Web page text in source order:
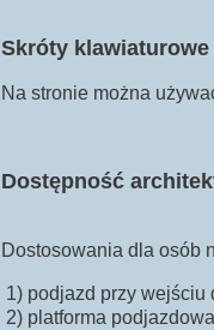
Skróty klawiaturowe
Na stronie można
Dostępność
Dostosowania dla osób
1) podjazd przy wejściu
2) platforma